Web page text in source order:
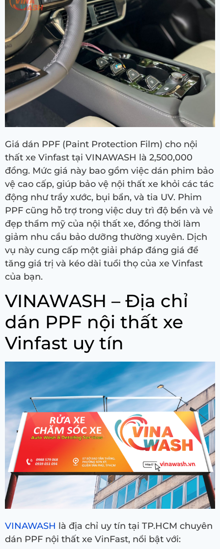
Giá dán PPF (Paint Protection Film) cho nội
thất xe Vinfast tại VINAWASH là 2,500,000
đồng. Mức giá này bao gồm việc dán phim bảo
vệ cao cấp, giúp bảo vệ nội thất xe khỏi các tác
động như trầy xước, bụi bẩn, và tia UV. Phim
PPF cũng hỗ trợ trong việc duy trì độ bền và vẻ
đẹp thẩm mỹ của nội thất xe, đồng thời làm
giảm nhu cầu bảo dưỡng thường xuyên. Dịch
vụ này cung cấp một giải pháp đáng giá để
tăng giá trị và kéo dài tuổi thọ của xe Vinfast
của bạn.
VINAWASH – Địa chỉ
dán PPF nội thất xe
Vinfast uy tín
VINAWASH là địa chỉ uy tín tại TP.HCM chuyên
dán PPF nội thất xe VinFast, nổi bật với: